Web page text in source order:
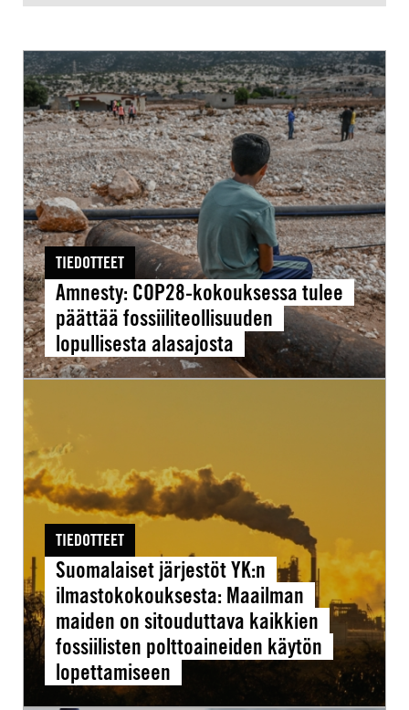
Amnesty:
COP28-
kokouksessa
tulee
päättää
fossiiliteollisuuden
lopullisesta
alasajosta
TIEDOTTEET
Amnesty: COP28-kokouksessa tulee
päättää fossiiliteollisuuden
lopullisesta alasajosta
YK:n
ilmastokokouksesta:
Maailman
maiden
sitouduttava
kaikkien
fossiilisten
polttoaineiden
käytön
lopettamiseen
TIEDOTTEET
Suomalaiset järjestöt YK:n
ilmastokokouksesta: Maailman
maiden on sitouduttava kaikkien
fossiilisten polttoaineiden käytön
lopettamiseen